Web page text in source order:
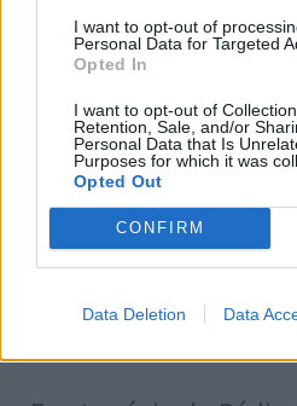
I want to opt-out of
Personal Data for Targeted
Opted In
I want to opt-out of
Retention, Sale, and/or
Personal Data that Is
Purposes for which it was
Opted Out
CONFIRM
Data Deletion Data
Informações
Onde posso ouvir?
Contatos
Termos e Condições
Política de Privacidade
Gestão de Cookies
Transparência